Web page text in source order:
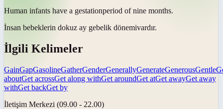
Human infants have a gestationperiod of nine months.
İnsan bebeklerin dokuz ay gebelik dönemivardır.
İlgili Kelimeler
GainGapGasolineGatherGenderGenerallyGenerateGenerousGentle
aboutGet acrossGet along withGet aroundGet atGet awayGet away
withGet backGet by
İletişim Merkezi (09.00 - 22.00)